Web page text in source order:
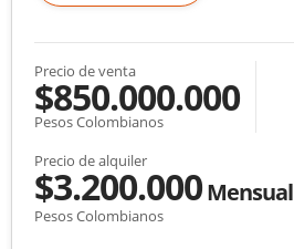
Precio de venta
$850.000.000
Pesos Colombianos
Precio de alquiler
$3.200.000Mensual
Pesos Colombianos